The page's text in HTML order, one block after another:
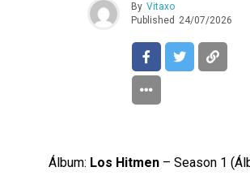
By Vitaxo
Published 24/07/2026
Álbum: Los Hitmen– Season 1